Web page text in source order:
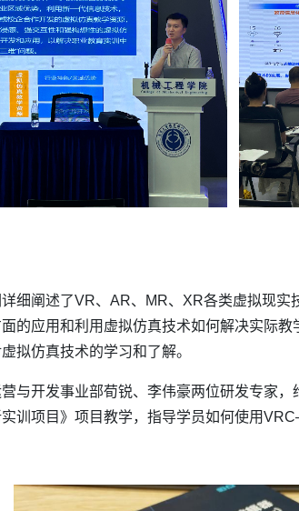
细阐述了VR、AR、MR、XR各类虚拟现实
的应用和利用虚拟仿真技术如何解决实际
拟仿真技术的学习和了解。
与开发事业部荀锐、李伟豪两位研发专家
训项目》项目教学，指导学员如何使用